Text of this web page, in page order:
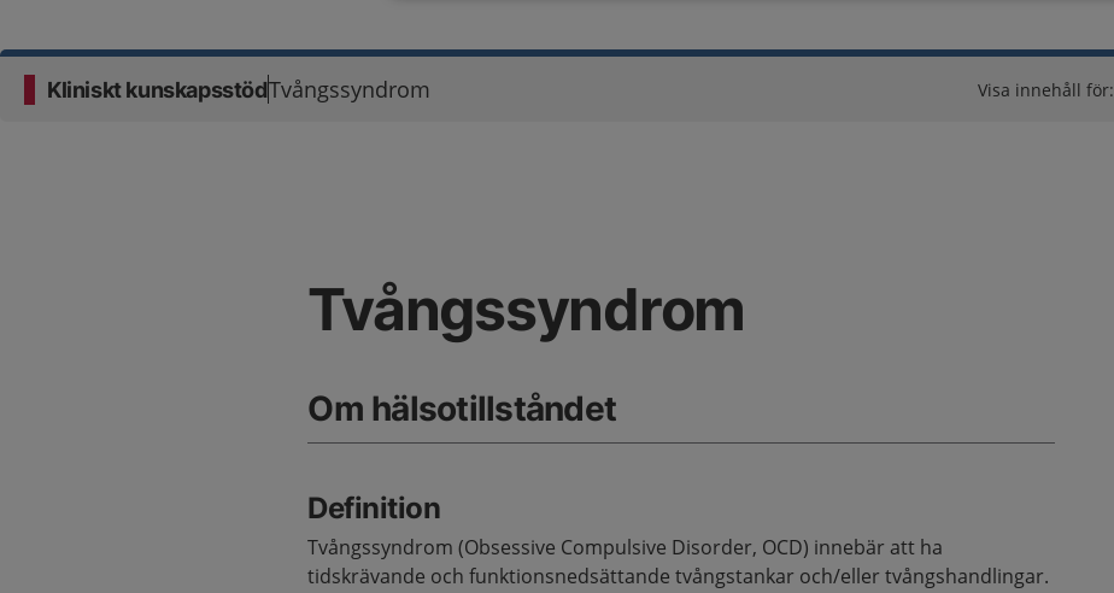
Kliniskt kunskapsstödTvångssyndrom Visa innehåll för:
Tvångssyndrom
Om hälsotillståndet
Definition
Tvångssyndrom (Obsessive Compulsive Disorder, OCD) innebär att ha
tidskrävande och funktionsnedsättande tvångstankar och/eller tvångshandlingar.